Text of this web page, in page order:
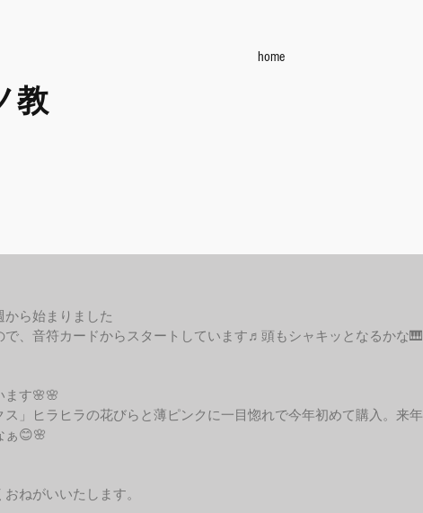
教
home
ら始まりました
で、音符カードからスタートしています♬頭もシャキッとなるかな🎹
ます🌸🌸
」ヒラヒラの花びらと薄ピンクに一目惚れで今年初めて購入。来年
ぁ😊🌸
ねがいいたします。